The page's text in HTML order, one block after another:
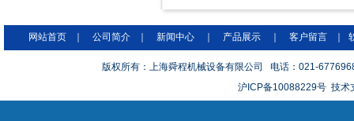
网站首页 公司简介 新闻中心 产品展示 客户留言
版权所有：上海舜程机械设备有限公司 电话：021-
沪ICP备10088229号 技术